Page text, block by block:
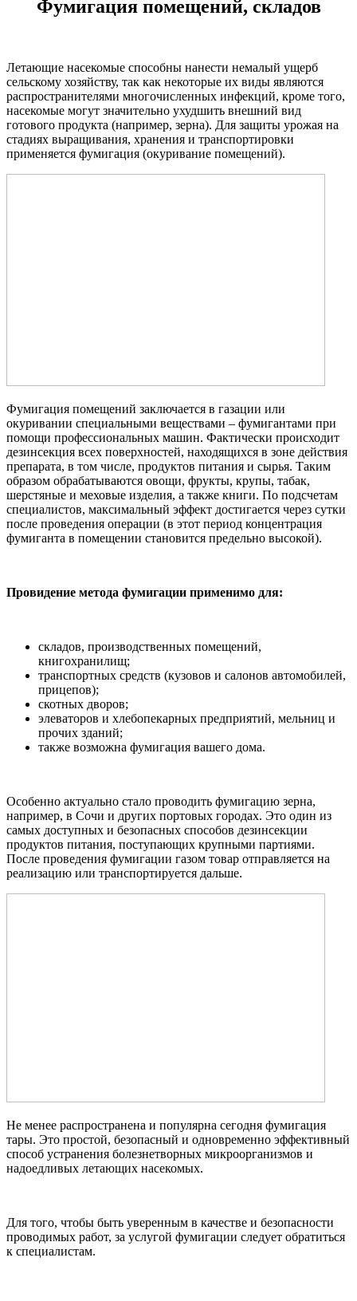
Фумигация помещений, складов
Летающие насекомые способны нанести немалый ущерб
сельскому хозяйству, так как некоторые их виды являются
распространителями многочисленных инфекций, кроме того,
насекомые могут значительно ухудшить внешний вид
готового продукта (например, зерна). Для защиты урожая на
стадиях выращивания, хранения и транспортировки
применяется фумигация (окуривание помещений).
Фумигация помещений заключается в газации или
окуривании специальными веществами – фумигантами при
помощи профессиональных машин. Фактически происходит
дезинсекция всех поверхностей, находящихся в зоне действия
препарата, в том числе, продуктов питания и сырья. Таким
образом обрабатываются овощи, фрукты, крупы, табак,
шерстяные и меховые изделия, а также книги. По подсчетам
специалистов, максимальный эффект достигается через сутки
после проведения операции (в этот период концентрация
фумиганта в помещении становится предельно высокой).
Провидение метода фумигации применимо для:
складов, производственных помещений,
книгохранилищ;
транспортных средств (кузовов и салонов автомобилей,
прицепов);
скотных дворов;
элеваторов и хлебопекарных предприятий, мельниц и
прочих зданий;
также возможна фумигация вашего дома.
Особенно актуально стало проводить фумигацию зерна,
например, в Сочи и других портовых городах. Это один из
самых доступных и безопасных способов дезинсекции
продуктов питания, поступающих крупными партиями.
После проведения фумигации газом товар отправляется на
реализацию или транспортируется дальше.
Не менее распространена и популярна сегодня фумигация
тары. Это простой, безопасный и одновременно эффективный
способ устранения болезнетворных микроорганизмов и
надоедливых летающих насекомых.
Для того, чтобы быть уверенным в качестве и безопасности
проводимых работ, за услугой фумигации следует обратиться
к специалистам.